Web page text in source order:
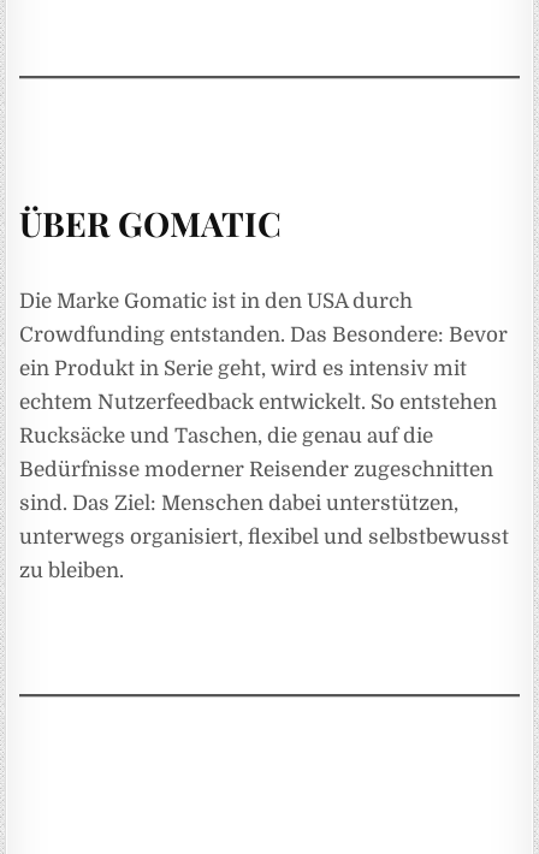
ÜBER GOMATIC
Die Marke Gomatic ist in den USA durch
Crowdfunding entstanden. Das Besondere: Bevor
ein Produkt in Serie geht, wird es intensiv mit
echtem Nutzerfeedback entwickelt. So entstehen
Rucksäcke und Taschen, die genau auf die
Bedürfnisse moderner Reisender zugeschnitten
sind. Das Ziel: Menschen dabei unterstützen,
unterwegs organisiert, flexibel und selbstbewusst
zu bleiben.